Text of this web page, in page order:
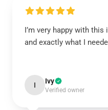
I’m very happy with
and exactly what I
I Ivy
Verified owner